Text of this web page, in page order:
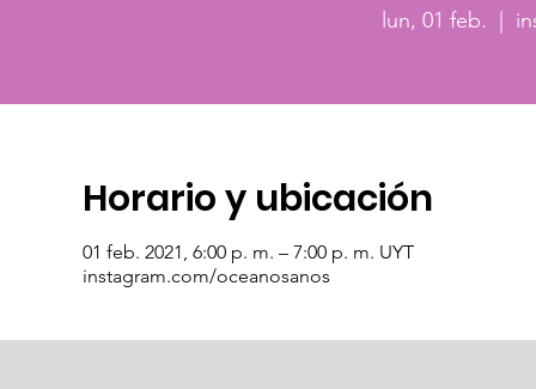
lun, 01 feb.
Horario y ubicación
01 feb. 2021, 6:00 p. m. – 7:00 p. m. UYT
instagram.com/oceanosanos